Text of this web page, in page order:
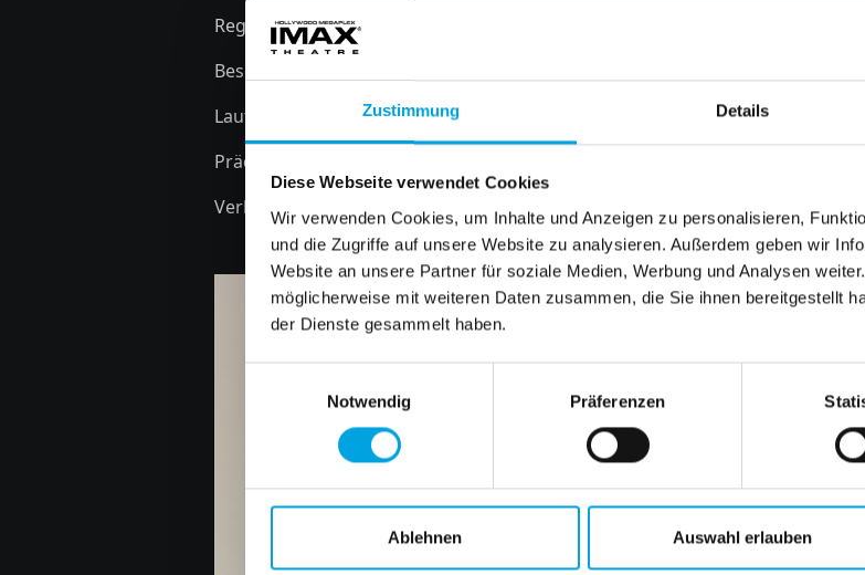
Zustimmung Details
Diese Webseite verwendet Cookies
Wir verwenden Cookies, um Inhalte und Anzeigen zu personalisieren,
und die Zugriffe auf unsere Website zu analysieren. Außerdem geben wir
Website an unsere Partner für soziale Medien, Werbung und Analysen
möglicherweise mit weiteren Daten zusammen, die Sie ihnen bereitgestellt
der Dienste gesammelt haben.
Notwendig
Präferenzen
Ablehnen Auswahl erlauben
Regie:
Denis Villeneuve
Besetzung:
Laufzeit:
Prädikat:
Verleih: CONSTANTIN Filmholding GmbH